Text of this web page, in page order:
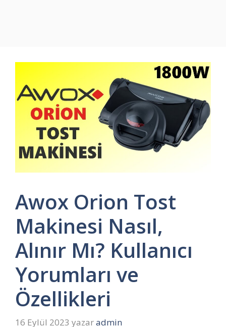
Awox Orion Tost
Makinesi Nasıl,
Alınır Mı? Kullanıcı
Yorumları ve
Özellikleri
16 Eylül 2023 yazaradmin